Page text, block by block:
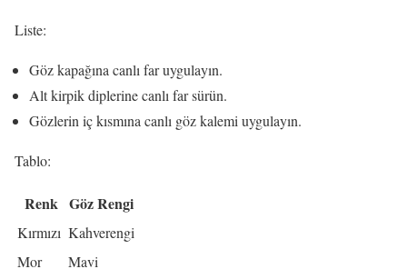
Liste:
Göz kapağına canlı far uygulayın.
Alt kirpik diplerine canlı far sürün.
Gözlerin iç kısmına canlı göz kalemi uygulayın.
Tablo:
Renk Göz Rengi
Kırmızı Kahverengi
Mor
Mavi